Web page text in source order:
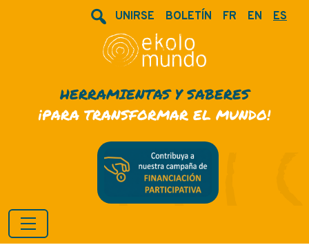
UNIRSE BOLETÍN FR EN ES
HERRAMIENTAS Y SABERES
¡PARA TRANSFORMAR EL MUNDO!